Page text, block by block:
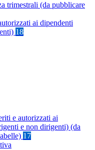
trimestrali (da pubblicare
ai dipendenti
18
e autorizzati ai
e non dirigenti) (da
17